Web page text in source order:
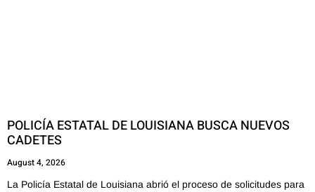
POLICÍA ESTATAL DE LOUISIANA BUSCA NUEVOS
CADETES
August 4, 2026
La Policía Estatal de Louisiana abrió el proceso de solicitudes para